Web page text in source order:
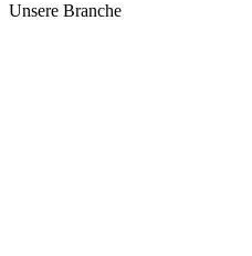
Unsere Branche